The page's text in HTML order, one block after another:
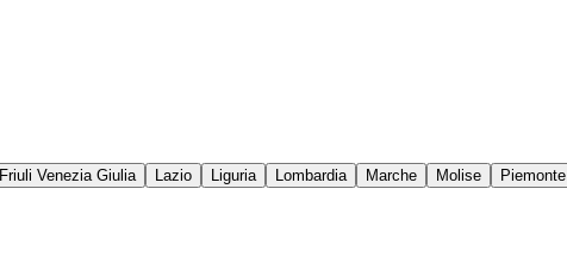
Friuli Venezia Giulia Lazio Liguria Lombardia Marche Molise Piemonte